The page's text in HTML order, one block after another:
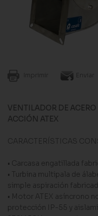
Imprimir Enviar
VENTILADOR DE
ACCIÓN ATEX
CARACTERÍSTICAS
• Carcasa engatillada
• Turbina multipala de
simple aspiración
• Motor ATEX asíncrono
protección IP-55 y